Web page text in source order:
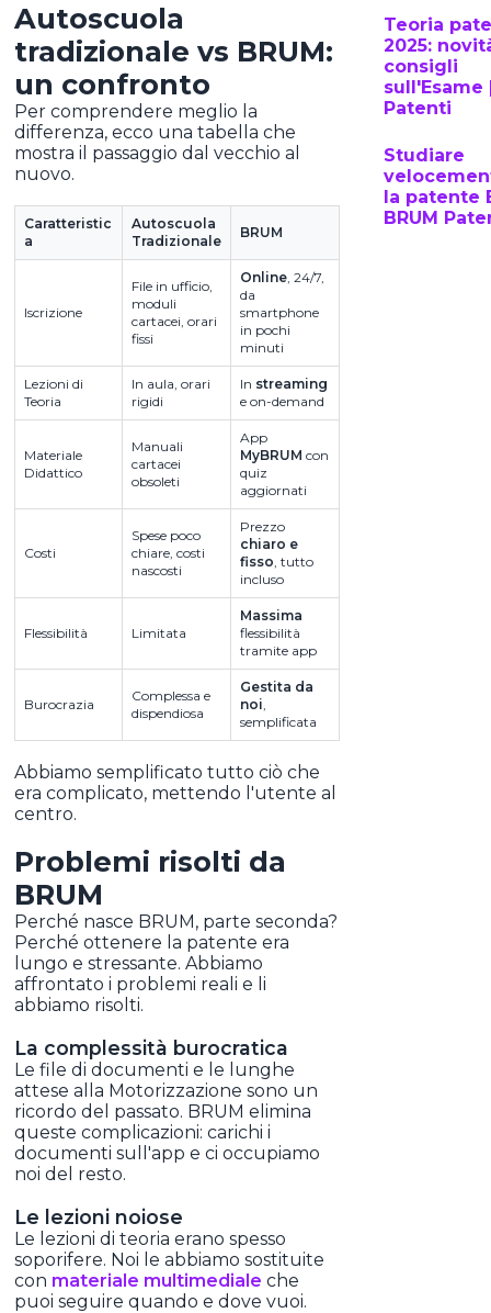
Autoscuola
tradizionale vs BRUM:
un confronto
Per comprendere meglio la
differenza, ecco una tabella che
mostra il passaggio dal vecchio al
nuovo.
Caratteristic
a
Autoscuola
Tradizionale
BRUM
Iscrizione
File in ufficio,
moduli
cartacei, orari
fissi
Online, 24/7,
da
smartphone
in pochi
minuti
Lezioni di
Teoria
In aula, orari
rigidi
In streaming
e on-demand
Materiale
Didattico
Manuali
cartacei
obsoleti
App
MyBRUM con
quiz
aggiornati
Costi
Spese poco
chiare, costi
nascosti
Prezzo
chiaro e
fisso, tutto
incluso
Flessibilità Limitata
Massima
flessibilità
tramite app
Burocrazia
Complessa e
dispendiosa
Gestita da
noi,
semplificata
Abbiamo semplificato tutto ciò che
era complicato, mettendo l'utente al
centro.
Problemi risolti da
BRUM
Perché nasce BRUM, parte seconda?
Perché ottenere la patente era
lungo e stressante. Abbiamo
affrontato i problemi reali e li
abbiamo risolti.
La complessità burocratica
Le file di documenti e le lunghe
attese alla Motorizzazione sono un
ricordo del passato. BRUM elimina
queste complicazioni: carichi i
documenti sull'app e ci occupiamo
noi del resto.
Le lezioni noiose
Le lezioni di teoria erano spesso
soporifere. Noi le abbiamo sostituite
con materiale multimediale che
puoi seguire quando e dove vuoi.
Teoria
2025:
consigli
sull'Esame
Patenti
Studiare
la patente
BRUM